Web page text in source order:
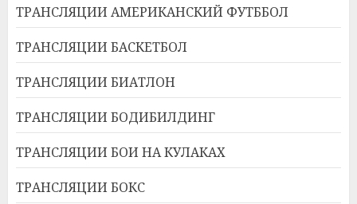
ТРАНСЛЯЦИИ АМЕРИКАНСКИЙ ФУТББОЛ
ТРАНСЛЯЦИИ БАСКЕТБОЛ
ТРАНСЛЯЦИИ БИАТЛОН
ТРАНСЛЯЦИИ БОДИБИЛДИНГ
ТРАНСЛЯЦИИ БОИ НА КУЛАКАХ
ТРАНСЛЯЦИИ БОКС